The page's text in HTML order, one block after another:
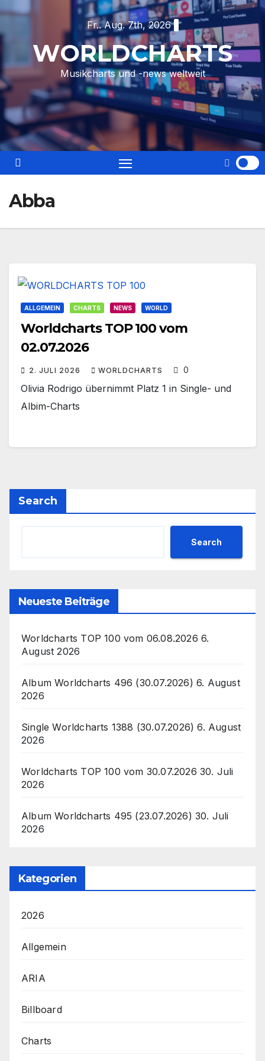
Skip
content
Fr.. Aug. 7th, 2026
WORLDCHARTS
Musikcharts und -news weltweit
Abba
ALLGEMEIN CHARTS NEWS WORLD
Worldcharts TOP 100 vom
02.07.2026
2. JULI 2026 WORLDCHARTS 0
Olivia Rodrigo übernimmt Platz 1 in Single- und
Albim-Charts
Search
Search
Neueste Beiträge
Worldcharts TOP 100 vom 06.08.2026 6.
August 2026
Album Worldcharts 496 (30.07.2026) 6. August
2026
Single Worldcharts 1388 (30.07.2026) 6. August
2026
Worldcharts TOP 100 vom 30.07.2026 30. Juli
2026
Album Worldcharts 495 (23.07.2026) 30. Juli
2026
Kategorien
2026
Allgemein
ARIA
Billboard
Charts